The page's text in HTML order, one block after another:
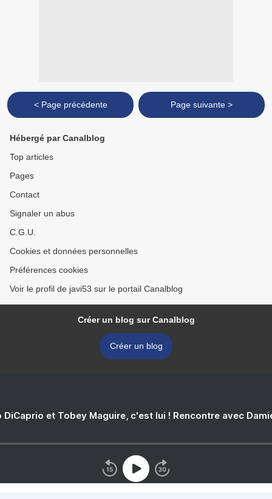
< Page précédente Page suivante >
Hébergé par Canalblog
Top articles
Pages
Contact
Signaler un abus
C.G.U.
Cookies et données personnelles
Préférences cookies
Voir le profil de javi53 sur le portail Canalblog
Créer un blog sur Canalblog
Créer un blog
DiCaprio et Tobey Maguire, c'est lui ! Rencontre avec